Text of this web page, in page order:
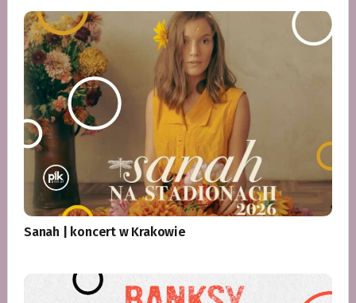
Sanah | koncert w Krakowie